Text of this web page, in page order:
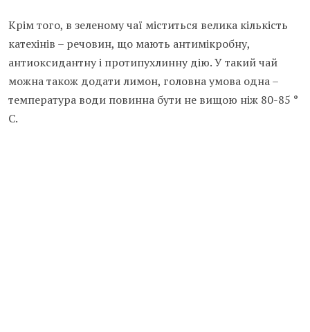
Крім того, в зеленому чаї міститься велика кількість
катехінів – речовин, що мають антимікробну,
антиоксидантну і протипухлинну дію. У такий чай
можна також додати лимон, головна умова одна –
температура води повинна бути не вищою ніж 80-85 °
C.